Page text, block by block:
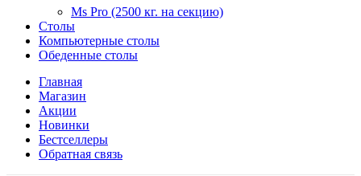
Ms Pro (2500 кг. на секцию)
Столы
Компьютерные столы
Обеденные столы
Главная
Магазин
Акции
Новинки
Бестселлеры
Обратная связь